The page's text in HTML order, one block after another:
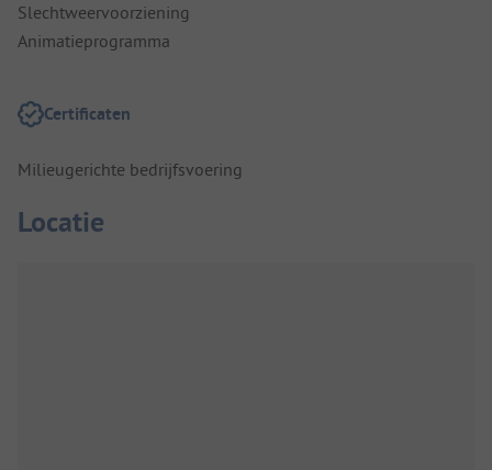
Slechtweervoorziening
Animatieprogramma
Certificaten
Milieugerichte bedrijfsvoering
Locatie